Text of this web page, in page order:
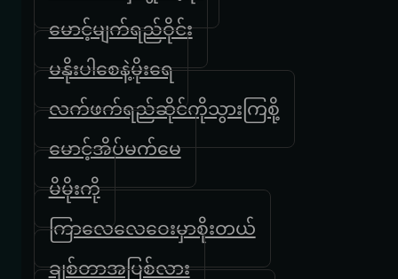
မောင့်မျက်ရည်ဝိုင်း
မနိုးပါစေနဲ့မိုးရေ
လက်ဖက်ရည်ဆိုင်ကိုသွားကြစို့
မောင့်အိပ်မက်မေ
မိမိုးကို
ကြာလေလေဝေးမှာစိုးတယ်
ချစ်တာအပြစ်လား